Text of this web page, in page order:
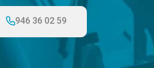
946 36 02 59